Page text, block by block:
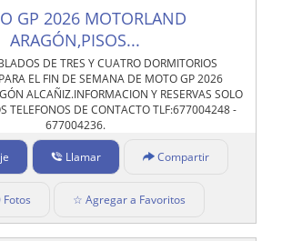
GP 2026 MOTORLAND
ARAGÓN,PISOS...
DE TRES Y CUATRO DORMITORIOS
EL FIN DE SEMANA DE MOTO GP 2026
ALCAÑIZ.INFORMACION Y RESERVAS SOLO
TELEFONOS DE CONTACTO TLF:677004248 -
677004236.
Llamar Compartir
Fotos ☆ Agregar a Favoritos